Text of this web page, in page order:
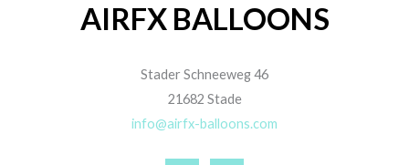
AIRFX BALLOONS
Stader Schneeweg 46
21682 Stade
info@airfx-balloons.com